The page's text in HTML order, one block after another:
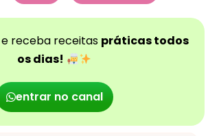
receba receitas práticas todos
os dias!
entrar no canal